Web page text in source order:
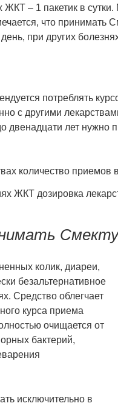
ЖКТ – 1 пакетик в
что принимать
при других
потреблять
с другими
двенадцати лет нужно
количество
ЖКТ дозировка
колик, диареи,
безальтернативное
Средство облегчает
курса приема
очищается от
бактерий,
исключительно в